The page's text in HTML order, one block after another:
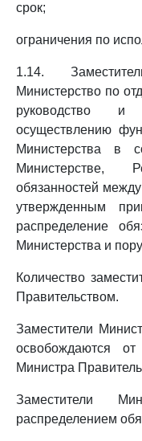
срок;
ограничения по
1.14.
Министерство по
руководство
осуществлению
Министерства в
Министерстве,
обязанностей
утвержденным
распределение
Министерства и
Количество
Правительством.
Заместители
освобождаются
Министра
Заместители
распределением